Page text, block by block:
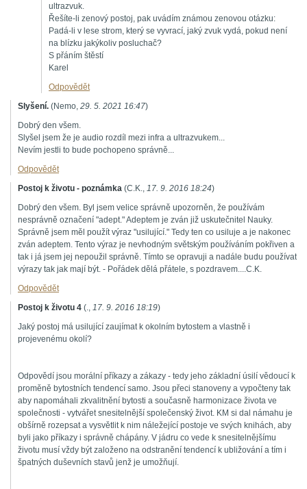
ultrazvuk.
Řešíte-li zenový postoj, pak uvádím známou zenovou otázku:
Padá-li v lese strom, který se vyvrací, jaký zvuk vydá, pokud není
na blízku jakýkoliv posluchač?
S přáním štěstí
Karel
Odpovědět
Slyšení. (Nemo, 29. 5. 2021 16:47)
Dobrý den všem.
Slyšel jsem že je audio rozdíl mezi infra a ultrazvukem...
Nevím jestli to bude pochopeno správně...
Odpovědět
Postoj k životu - poznámka (C.K., 17. 9. 2016 18:24)
Dobrý den všem. Byl jsem velice správně upozorněn, že používám
nesprávně označení "adept." Adeptem je zván již uskutečnitel Nauky.
Správně jsem měl použít výraz "usilující." Tedy ten co usiluje a je nakonec
zván adeptem. Tento výraz je nevhodným světským používáním pokřiven a
tak i já jsem jej nepoužil správně. Tímto se opravuji a nadále budu používat
výrazy tak jak mají být. - Pořádek dělá přátele, s pozdravem....C.K.
Odpovědět
Postoj k životu 4 (., 17. 9. 2016 18:19)
Jaký postoj má usilující zaujímat k okolním bytostem a vlastně i
projevenému okolí?
Odpovědí jsou morální příkazy a zákazy - tedy jeho základní úsilí vědoucí k
proměně bytostních tendencí samo. Jsou přeci stanoveny a vypočteny tak
aby napomáhali zkvalitnění bytosti a současně harmonizace života ve
společnosti - vytvářet snesitelnější společenský život. KM si dal námahu je
obšírně rozepsat a vysvětlit k nim náležející postoje ve svých knihách, aby
byli jako příkazy i správně chápány. V jádru co vede k snesitelnějšímu
životu musí vždy být založeno na odstranění tendencí k ubližování a tím i
špatných duševních stavů jenž je umožňují.